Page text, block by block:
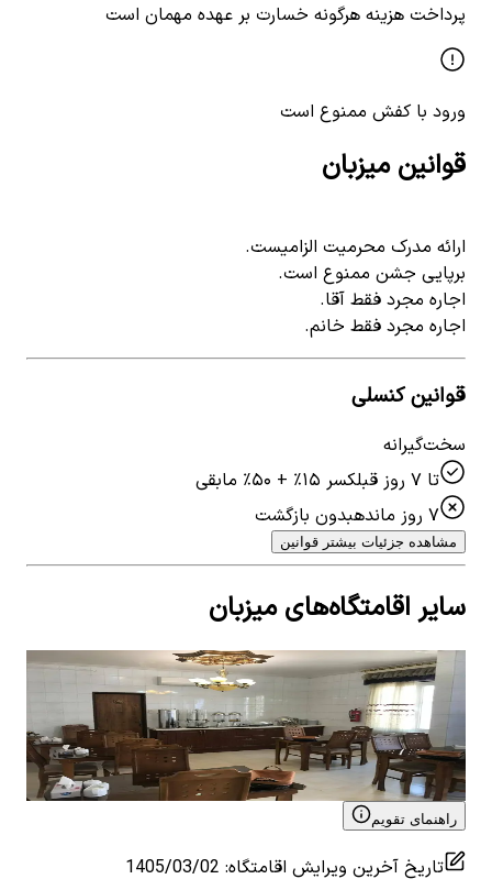
پرداخت هزینه هرگونه خسارت بر عهده مهمان است
ورود با کفش ممنوع است
قوانین میزبان
ارائه مدرک محرمیت الزامیست.
برپایی جشن ممنوع است.
اجاره مجرد فقط آقا.
اجاره مجرد فقط خانم.
قوانین کنسلی
سخت‌گیرانه
تا ۷ روز قبل
کسر ۱۵٪ + ۵۰٪ مابقی
۷ روز مانده
بدون بازگشت
مشاهده جزئیات بیشتر قوانین
سایر اقامتگاه‌های میزبان
اجاره هتل سه تخته در قزوین
0 اتاق خواب4 نفر 4.83
۲٬۰۰۰٬۰۰۰تومان
View details for
اجاره هتل سه تخته در قزوین
راهنمای تقویم
تاریخ آخرین ویرایش اقامتگاه:
1405/03/02